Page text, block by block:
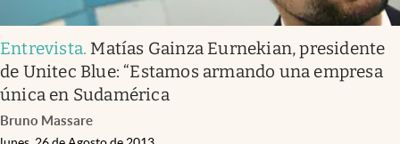
Entrevista. Matías Gainza Eurnekian, presidente
de Unitec Blue: “Estamos armando una empresa
única en Sudamérica
Bruno Massare